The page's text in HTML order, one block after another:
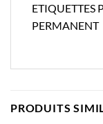
ETIQUETTES
PERMANENT
PRODUITS